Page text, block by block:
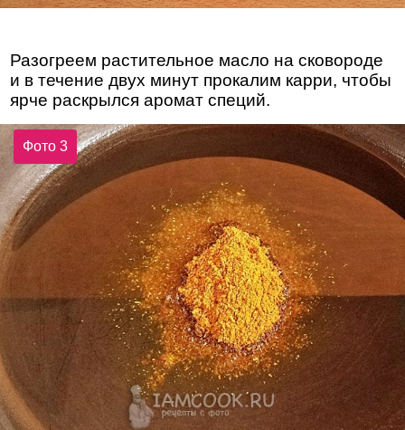
Разогреем растительное масло на сковороде
и в течение двух минут прокалим карри, чтобы
ярче раскрылся аромат специй.
Фото 3